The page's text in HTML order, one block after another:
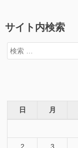
サイト内検索
検
索
日 月